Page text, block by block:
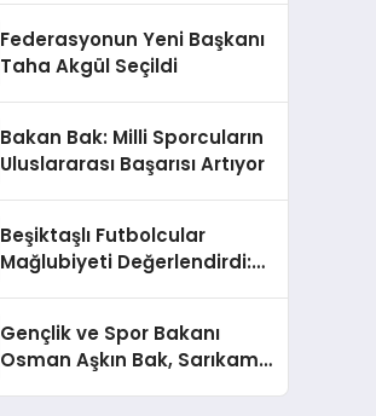
Federasyonun Yeni Başkanı
Taha Akgül Seçildi
Bakan Bak: Milli Sporcuların
Uluslararası Başarısı Artıyor
Beşiktaşlı Futbolcular
Mağlubiyeti Değerlendirdi:
Açıklamalar
Gençlik ve Spor Bakanı
Osman Aşkın Bak, Sarıkamış